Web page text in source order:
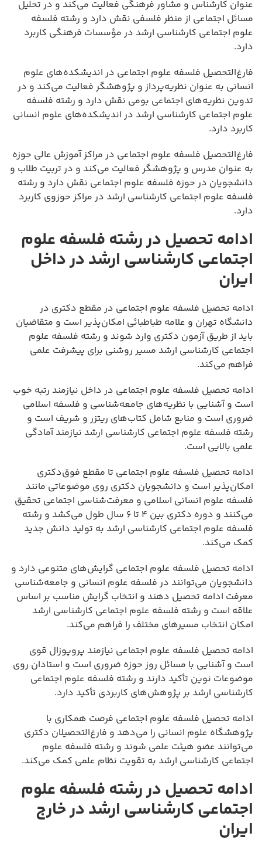
عنوان کارشناس و مشاور فرهنگی فعالیت می‌کند و در تحلیل
مسائل اجتماعی از منظر فلسفی نقش دارد و رشته فلسفه
علوم اجتماعی کارشناسی ارشد در مؤسسات فرهنگی کاربرد
دارد.
فارغ‌التحصیل فلسفه علوم اجتماعی در اندیشکده‌های علوم
انسانی به عنوان نظریه‌پرداز و پژوهشگر فعالیت می‌کند و در
تدوین نظریه‌های اجتماعی بومی نقش دارد و رشته فلسفه
علوم اجتماعی کارشناسی ارشد در اندیشکده‌های علوم انسانی
کاربرد دارد.
فارغ‌التحصیل فلسفه علوم اجتماعی در مراکز آموزش عالی حوزه
به عنوان مدرس و پژوهشگر فعالیت می‌کند و در تربیت طلاب و
دانشجویان در حوزه فلسفه علوم اجتماعی نقش دارد و رشته
فلسفه علوم اجتماعی کارشناسی ارشد در مراکز حوزوی کاربرد
دارد.
ادامه تحصیل در رشته فلسفه علوم
اجتماعی کارشناسی ارشد در داخل
ایران
ادامه تحصیل فلسفه علوم اجتماعی در مقطع دکتری در
دانشگاه تهران و علامه طباطبائی امکان‌پذیر است و متقاضیان
باید از طریق آزمون دکتری وارد شوند و رشته فلسفه علوم
اجتماعی کارشناسی ارشد مسیر روشنی برای پیشرفت علمی
فراهم می‌کند.
ادامه تحصیل فلسفه علوم اجتماعی در داخل نیازمند رتبه خوب
است و آشنایی با نظریه‌های جامعه‌شناسی و فلسفه اسلامی
ضروری است و منابع شامل کتاب‌های ریتزر و شریف است و
رشته فلسفه علوم اجتماعی کارشناسی ارشد نیازمند آمادگی
علمی بالایی است.
ادامه تحصیل فلسفه علوم اجتماعی تا مقطع فوق‌دکتری
امکان‌پذیر است و دانشجویان دکتری روی موضوعاتی مانند
فلسفه علوم انسانی اسلامی و معرفت‌شناسی اجتماعی تحقیق
می‌کنند و دوره دکتری بین ۴ تا ۶ سال طول می‌کشد و رشته
فلسفه علوم اجتماعی کارشناسی ارشد به تولید دانش جدید
کمک می‌کند.
ادامه تحصیل فلسفه علوم اجتماعی گرایش‌های متنوعی دارد و
دانشجویان می‌توانند در فلسفه علوم انسانی و جامعه‌شناسی
معرفت ادامه تحصیل دهند و انتخاب گرایش مناسب بر اساس
علاقه است و رشته فلسفه علوم اجتماعی کارشناسی ارشد
امکان انتخاب مسیرهای مختلف را فراهم می‌کند.
ادامه تحصیل فلسفه علوم اجتماعی نیازمند پروپوزال قوی
است و آشنایی با مسائل روز حوزه ضروری است و استادان روی
موضوعات نوین تأکید دارند و رشته فلسفه علوم اجتماعی
کارشناسی ارشد بر پژوهش‌های کاربردی تأکید دارد.
ادامه تحصیل فلسفه علوم اجتماعی فرصت همکاری با
پژوهشگاه علوم انسانی را می‌دهد و فارغ‌التحصیلان دکتری
می‌توانند عضو هیئت علمی شوند و رشته فلسفه علوم
اجتماعی کارشناسی ارشد به تقویت نظام علمی کمک می‌کند.
ادامه تحصیل در رشته فلسفه علوم
اجتماعی کارشناسی ارشد در خارج
ایران